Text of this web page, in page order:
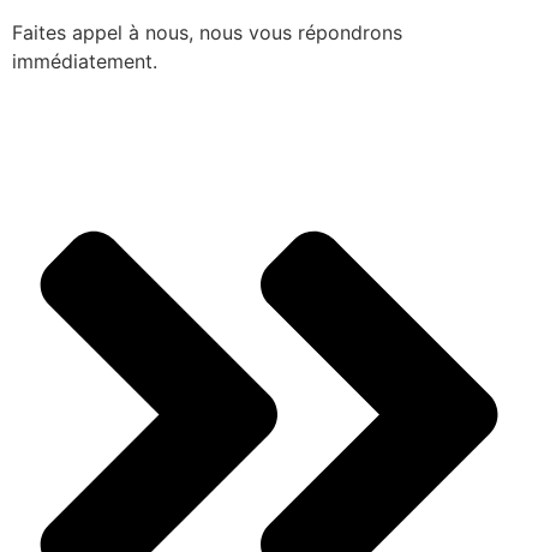
Faites appel à nous, nous vous répondrons
immédiatement.